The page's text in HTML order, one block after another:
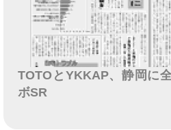
TOTOとYKKAP、静岡に
ボSR